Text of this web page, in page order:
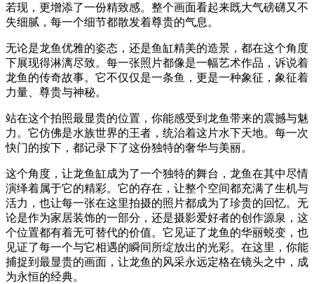
若现，更增添了一份精致感。整个画面看起来既大气磅礴又不
失细腻，每一个细节都散发着尊贵的气息。
无论是龙鱼优雅的姿态，还是鱼缸精美的造景，都在这个角度
下展现得淋漓尽致。每一张照片都像是一幅艺术作品，诉说着
龙鱼的传奇故事。它不仅仅是一条鱼，更是一种象征，象征着
力量、尊贵与神秘。
站在这个拍照最显贵的位置，你能感受到龙鱼带来的震撼与魅
力。它仿佛是水族世界的王者，统治着这片水下天地。每一次
快门的按下，都记录下了这份独特的奢华与美丽。
这个角度，让龙鱼缸成为了一个独特的舞台，龙鱼在其中尽情
演绎着属于它的精彩。它的存在，让整个空间都充满了生机与
活力，也让每一张在这里拍摄的照片都成为了珍贵的回忆。无
论是作为家居装饰的一部分，还是摄影爱好者的创作源泉，这
个位置都有着无可替代的价值。它见证了龙鱼的华丽蜕变，也
见证了每一个与它相遇的瞬间所绽放出的光彩。在这里，你能
捕捉到最显贵的画面，让龙鱼的风采永远定格在镜头之中，成
为永恒的经典。